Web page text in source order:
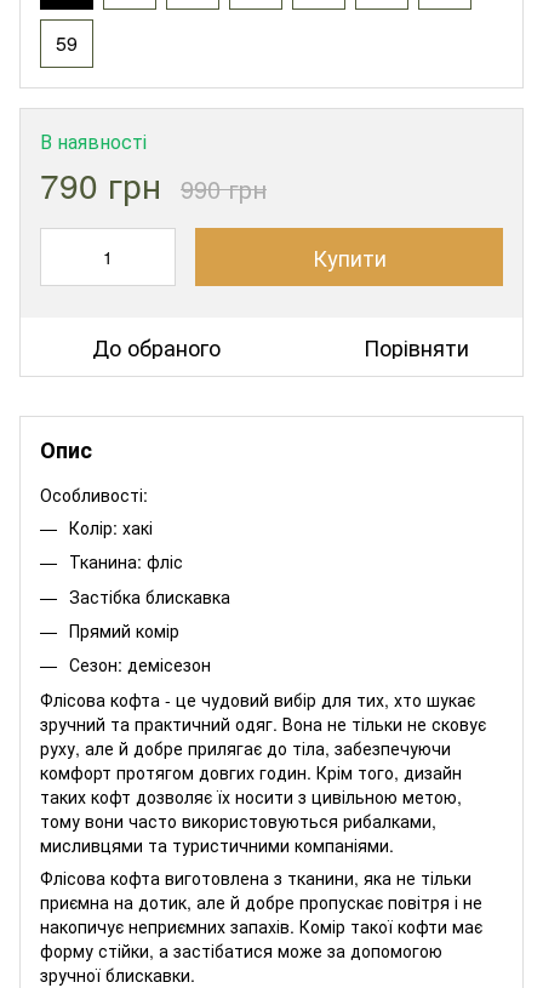
59
В наявності
790 грн 990 грн
Купити
До обраного Порівняти
Опис
Особливості:
Колір: хакі
Тканина: фліс
Застібка блискавка
Прямий комір
Сезон: демісезон
Флісова кофта - це чудовий вибір для тих, хто шукає
зручний та практичний одяг. Вона не тільки не сковує
руху, але й добре прилягає до тіла, забезпечуючи
комфорт протягом довгих годин. Крім того, дизайн
таких кофт дозволяє їх носити з цивільною метою,
тому вони часто використовуються рибалками,
мисливцями та туристичними компаніями.
Флісова кофта виготовлена з тканини, яка не тільки
приємна на дотик, але й добре пропускає повітря і не
накопичує неприємних запахів. Комір такої кофти має
форму стійки, а застібатися може за допомогою
зручної блискавки.